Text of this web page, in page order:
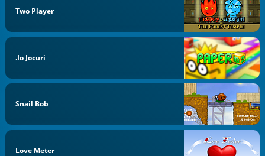
Two Player
.io Jocuri
Snail Bob
Love Meter